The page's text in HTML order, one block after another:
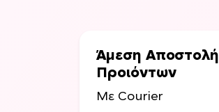
Άμεση Αποστολή
Προιόντων
Με Courier